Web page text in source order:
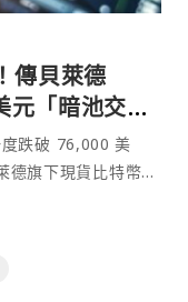
傳貝萊德
元「暗池交
跌破 76,000 美
德旗下現貨比特幣